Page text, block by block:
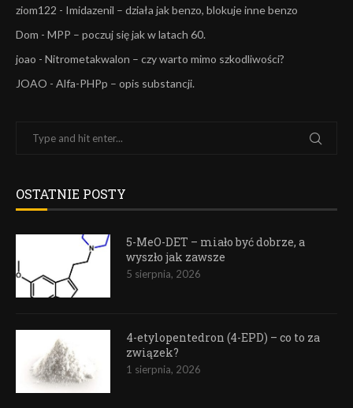
ziom122 - Imidazenil – działa jak benzo, blokuje inne benzo
Dom - MPP – poczuj się jak w latach 60.
joao - Nitrometakwalon – czy warto mimo szkodliwości?
JOAO - Alfa-PHPp – opis substancji.
OSTATNIE POSTY
5-MeO-DET – miało być dobrze, a
wyszło jak zawsze
5 sierpnia, 2026
4-etylopentedron (4-EPD) – co to za
związek?
1 sierpnia, 2026